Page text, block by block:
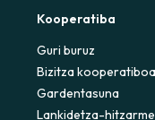
Kooperatiba
Guri buruz
Bizitza kooperatiboa
Gardentasuna
Lankidetza-